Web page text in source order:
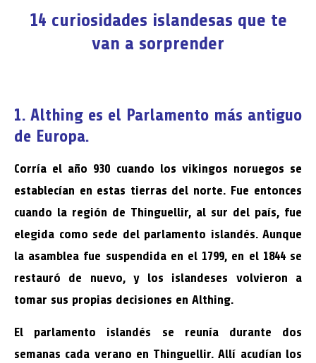
14 curiosidades islandesas que te
van a sorprender
1. Althing es el Parlamento más antiguo
de Europa.
Corría el año 930 cuando los vikingos noruegos se
establecían en estas tierras del norte. Fue entonces
cuando la región de Thinguellir, al sur del país, fue
elegida como sede del parlamento islandés. Aunque
la asamblea fue suspendida en el 1799, en el 1844 se
restauró de nuevo, y los islandeses volvieron a
tomar sus propias decisiones en Althing.
El parlamento islandés se reunía durante dos
semanas cada verano en Thinguellir. Allí acudían los